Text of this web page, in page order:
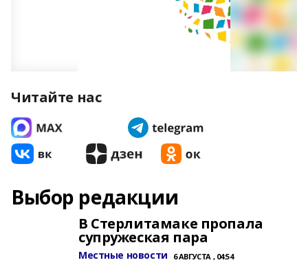
Читайте нас
Выбор редакции
В Стерлитамаке пропала
супружеская пара
Местные новости 6 АВГУСТА , 04:54